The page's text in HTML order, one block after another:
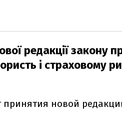
редакції закону
і страховому
принятия новой